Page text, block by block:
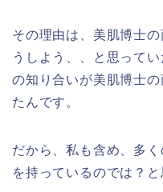
その理由は、美肌博士
うしよう、、と思って
の知り合いが美肌博士
たんです。
だから、私も含め、多
を持っているのでは？と